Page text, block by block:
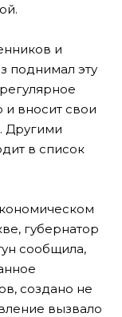
и
поднимал эту
и вносит свои
Другими
в список
губернатор
сообщила,
создано не
вызвало